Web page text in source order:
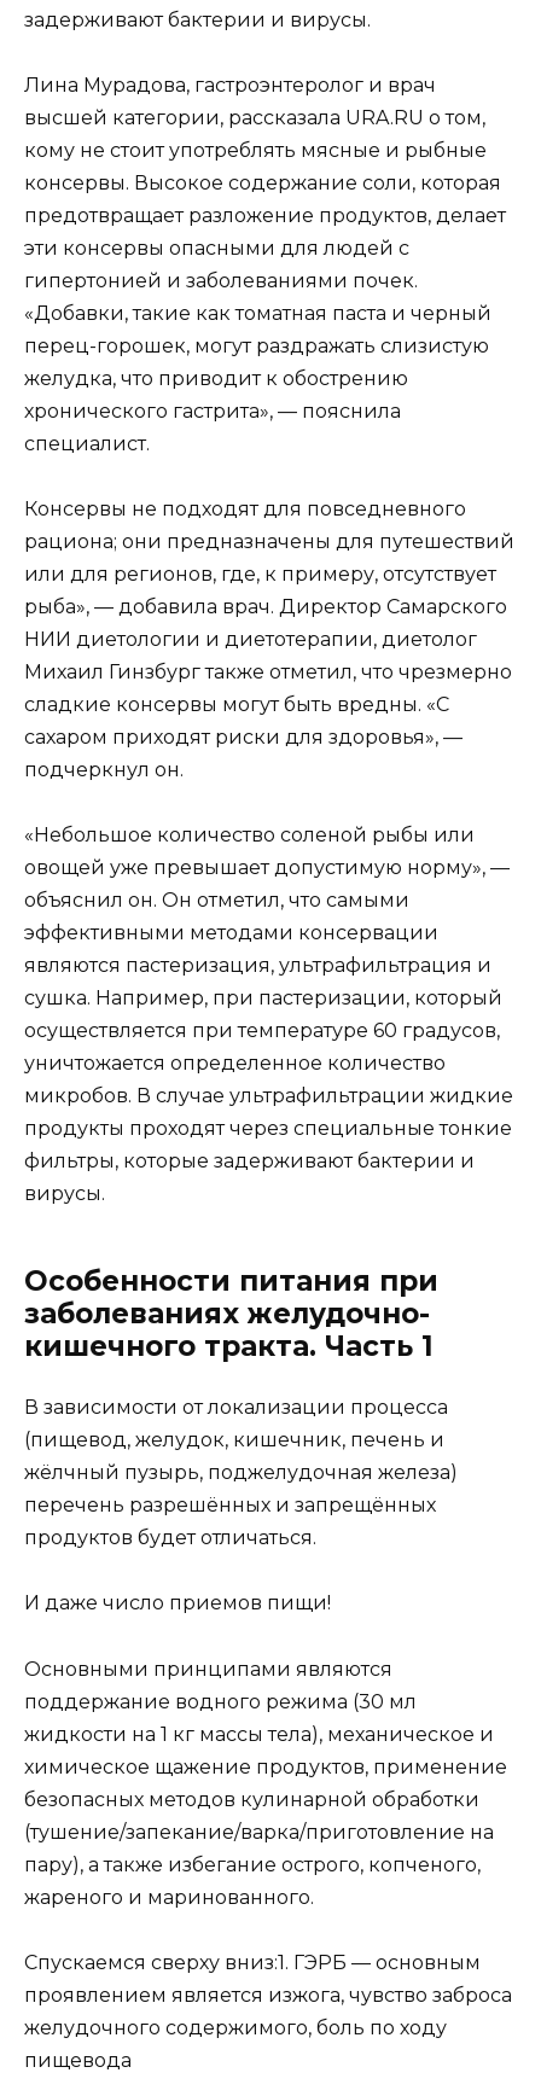
задерживают бактерии и вирусы.
Лина Мурадова, гастроэнтеролог и врач
высшей категории, рассказала URA.RU о том,
кому не стоит употреблять мясные и рыбные
консервы. Высокое содержание соли, которая
предотвращает разложение продуктов, делает
эти консервы опасными для людей с
гипертонией и заболеваниями почек.
«Добавки, такие как томатная паста и черный
перец-горошек, могут раздражать слизистую
желудка, что приводит к обострению
хронического гастрита», — пояснила
специалист.
Консервы не подходят для повседневного
рациона; они предназначены для путешествий
или для регионов, где, к примеру, отсутствует
рыба», — добавила врач. Директор Самарского
НИИ диетологии и диетотерапии, диетолог
Михаил Гинзбург также отметил, что чрезмерно
сладкие консервы могут быть вредны. «С
сахаром приходят риски для здоровья», —
подчеркнул он.
«Небольшое количество соленой рыбы или
овощей уже превышает допустимую норму», —
объяснил он. Он отметил, что самыми
эффективными методами консервации
являются пастеризация, ультрафильтрация и
сушка. Например, при пастеризации, который
осуществляется при температуре 60 градусов,
уничтожается определенное количество
микробов. В случае ультрафильтрации жидкие
продукты проходят через специальные тонкие
фильтры, которые задерживают бактерии и
вирусы.
Особенности питания при
заболеваниях желудочно-
кишечного тракта. Часть 1
В зависимости от локализации процесса
(пищевод, желудок, кишечник, печень и
жёлчный пузырь, поджелудочная железа)
перечень разрешённых и запрещённых
продуктов будет отличаться.
И даже число приемов пищи!
Основными принципами являются
поддержание водного режима (30 мл
жидкости на 1 кг массы тела), механическое и
химическое щажение продуктов, применение
безопасных методов кулинарной обработки
(тушение/запекание/варка/приготовление на
пару), а также избегание острого, копченого,
жареного и маринованного.
Спускаемся сверху вниз:1️. ГЭРБ — основным
проявлением является изжога, чувство заброса
желудочного содержимого, боль по ходу
пищевода